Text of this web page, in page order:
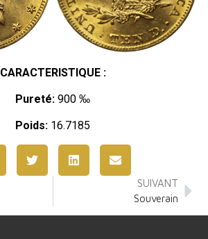
CARACTERISTIQUE :
Pureté: 900 ‰
Poids: 16.7185
SUIVANT
Souverain